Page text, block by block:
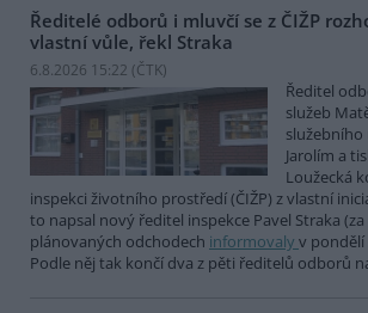
Ředitelé odborů i mluvčí se z ČIŽP
vlastní vůle, řekl Straka
6.8.2026 15:22 (ČTK)
Ředitel
služeb
Jarolím a
Loužecká
inspekci životního prostředí (ČIŽP) z vlastní
to napsal nový ředitel inspekce Pavel Straka
plánovaných odchodech informovaly v pondělí
Podle něj tak končí dva z pěti ředitelů odborů